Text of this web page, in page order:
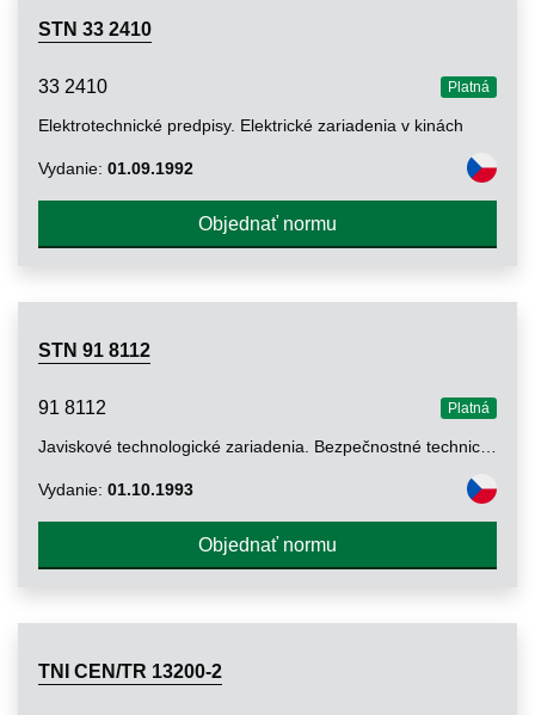
STN 33 2410
33 2410 Platná
Elektrotechnické predpisy. Elektrické zariadenia v kinách
Vydanie: 01.09.1992
Objednať normu
STN 91 8112
91 8112 Platná
Vydanie: 01.10.1993
Objednať normu
TNI CEN/TR 13200-2